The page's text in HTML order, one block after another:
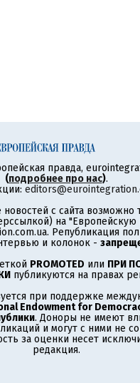
правда,
(подробнее про нас).
новостей с сайта возможно
на "Европейскую
Републикация
и колонок -
PROMOTED или ПРИ
публикуются на правах
при поддержке
Endowment for
. Доноры не имеют
и могут с ними не
за оценки несет
редакция.